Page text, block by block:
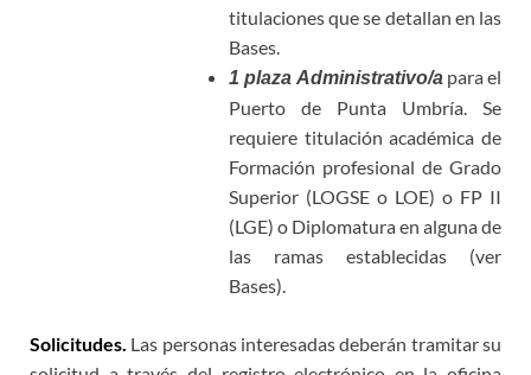
titulaciones que se detallan en las
Bases.
1 plaza Administrativo/a para el
Puerto de Punta Umbría. Se
requiere titulación académica de
Formación profesional de Grado
Superior (LOGSE o LOE) o FP II
(LGE) o Diplomatura en alguna de
las ramas establecidas (ver
Bases).
Solicitudes. Las personas interesadas deberán tramitar su